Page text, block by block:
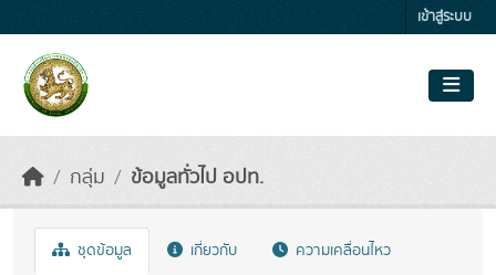
เข้าสู่ระบบ
กลุ่ม ข้อมูลทั่วไป อปท.
ชุดข้อมูล เกี่ยวกับ ความเคลื่อนไหว